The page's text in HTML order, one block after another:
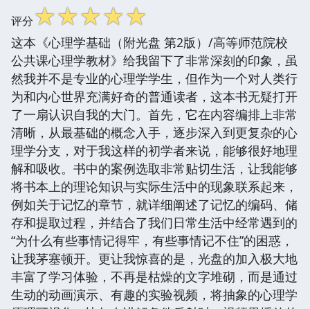
评分☆☆☆☆☆
这本《心理学基础（附光盘 第2版）/高等师范院校
公共课心理学教材》给我留下了非常深刻的印象，虽
然我并不是专业的心理学学生，但作为一个对人类行
为和内心世界充满好奇的普通读者，这本书无疑打开
了一扇认识自我的大门。首先，它在内容编排上非常
清晰，从最基础的概念入手，逐步深入到更复杂的心
理学分支，对于我这样的初学者来说，能够很好地理
解和吸收。书中的案例选取非常贴切生活，让我能够
将书本上的理论知识与实际生活中的现象联系起来，
例如关于记忆的章节，就详细阐述了记忆的编码、储
存和提取过程，并结合了我们日常生活中经常遇到的
“为什么有些事情记得牢，有些事情记不住”的困惑，
让我茅塞顿开。更让我惊喜的是，光盘的加入极大地
丰富了学习体验，不再是枯燥的文字堆砌，而是通过
生动的动画演示、有趣的实验视频，将抽象的心理学